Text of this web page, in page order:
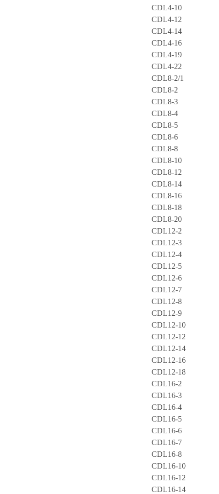
CDL4-10
CDL4-12
CDL4-14
CDL4-16
CDL4-19
CDL4-22
CDL8-2/1
CDL8-2
CDL8-3
CDL8-4
CDL8-5
CDL8-6
CDL8-8
CDL8-10
CDL8-12
CDL8-14
CDL8-16
CDL8-18
CDL8-20
CDL12-2
CDL12-3
CDL12-4
CDL12-5
CDL12-6
CDL12-7
CDL12-8
CDL12-9
CDL12-10
CDL12-12
CDL12-14
CDL12-16
CDL12-18
CDL16-2
CDL16-3
CDL16-4
CDL16-5
CDL16-6
CDL16-7
CDL16-8
CDL16-10
CDL16-12
CDL16-14